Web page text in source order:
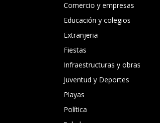
Comercio y empresas
Educación y colegios
Extranjeria
Fiestas
Infraestructuras y obras
Juventud y Deportes
Playas
Política